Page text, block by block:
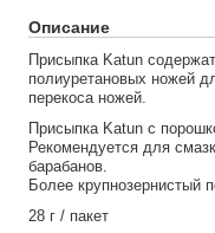
Описание
Присыпка Katun
полиуретановых ножей
перекоса ножей.
Присыпка Katun с
Рекомендуется для
барабанов.
Более крупнозернистый
28 г / пакет